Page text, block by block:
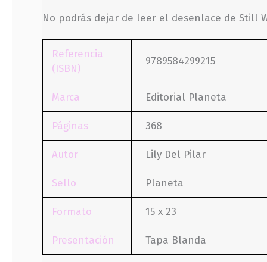
No podrás dejar de leer el desenlace de Still
Referencia
(ISBN)
9789584299215
Marca Editorial Planeta
Páginas 368
Autor Lily Del Pilar
Sello Planeta
Formato 15 x 23
Presentación Tapa Blanda